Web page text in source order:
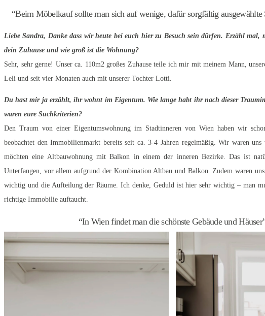
“Beim Möbelkauf sollte man sich auf wenige, dafür sorgfältig ausgewählte
Liebe Sandra, Danke dass wir heute bei euch hier zu Besuch sein dürfen. Erzähl mal,
dein Zuhause und wie groß ist die Wohnung?
Sehr, sehr gerne! Unser ca. 110m2 großes Zuhause teile ich mir mit meinem Mann,
Leli und seit vier Monaten auch mit unserer Tochter Lotti.
Du hast mir ja erzählt, ihr wohnt im Eigentum. Wie lange habt ihr nach dieser
waren eure Suchkriterien?
Den Traum von einer Eigentumswohnung im Stadtinneren von Wien haben wir
beobachtet den Immobilienmarkt bereits seit ca. 3-4 Jahren regelmäßig. Wir waren
möchten eine Altbauwohnung mit Balkon in einem der inneren Bezirke. Das ist
Unterfangen, vor allem aufgrund der Kombination Altbau und Balkon. Zudem waren
wichtig und die Aufteilung der Räume. Ich denke, Geduld ist hier sehr wichtig – man
richtige Immobilie auftaucht.
“In Wien findet man die schönste Gebäude und